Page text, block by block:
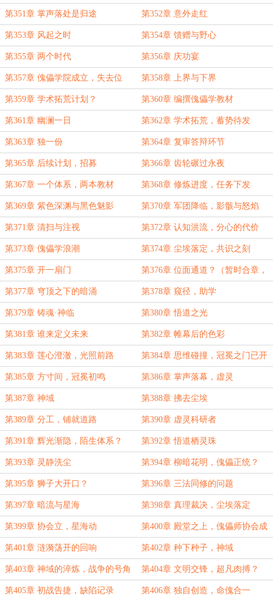
第351章 掌声落处是归途 第352章 意外走红
第353章 风起之时 第354章 馈赠与野心
第355章 两个时代 第356章 庆功宴
第357章 傀儡学院成立，失去位
格？
第358章 上界与下界
第359章 学术拓荒计划？ 第360章 编撰傀儡学教材
第361章 幽澜一日 第362章 学术拓荒，蓄势待发
第363章 独一份 第364章 复审答辩环节
第365章 后续计划，招募 第366章 齿轮碾过永夜
第367章 一个体系，两本教材 第368章 修炼进度，任务下发
第369章 紫色深渊与黑色魅影 第370章 军团降临，影骸与怒焰
第371章 清扫与注视 第372章 认知洪流，分心的代价
第373章 傀儡学浪潮 第374章 尘埃落定，共识之刻
第375章 开一扇门 第376章 位面通道？（暂时合章，
冲个徽章）
第377章 穹顶之下的暗涌 第378章 窥径，助学
第379章 铸魂·神临 第380章 悟道之光
第381章 谁来定义未来 第382章 帷幕后的色彩
第383章 莲心澄澈，光照前路 第384章 思维碰撞，冠冕之门已开
第385章 方寸间，冠冕初鸣 第386章 掌声落幕，虚灵
第387章 神域 第388章 拂去尘埃
第389章 分工，铺就道路 第390章 虚灵科研者
第391章 辉光渐隐，陌生体系？ 第392章 悟道栖灵珠
第393章 灵静洗尘 第394章 柳暗花明，傀儡正统？
第395章 狮子大开口？ 第396章 三法同修的问题
第397章 暗流与星海 第398章 真理裁决，尘埃落定
第399章 协会立，星海动 第400章 殿堂之上，傀儡师协会成
立
第401章 涟漪荡开的回响 第402章 种下种子，神域
第403章 神域的淬炼，战争的号角 第404章 文明交锋，超凡肉搏？
第405章 初战告捷，缺陷记录 第406章 独自创造，命傀合一